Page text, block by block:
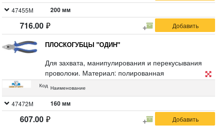
47455М 200 мм
716.00
ПЛОСКОГУБЦЫ "ОДИН"
Для захвата, манипулирования и перекусывания
проволоки. Материал: полированная
инструментальная сталь, двухцветные
Упаковка: картонный подвес.
Код Наименование
47472М 160 мм
607.00